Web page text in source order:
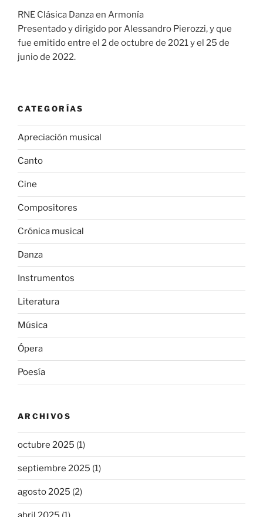
RNE Clásica Danza en Armonía
Presentado y dirigido por Alessandro Pierozzi, y que
fue emitido entre el 2 de octubre de 2021 y el 25 de
junio de 2022.
CATEGORÍAS
Apreciación musical
Canto
Cine
Compositores
Crónica musical
Danza
Instrumentos
Literatura
Música
Ópera
Poesía
ARCHIVOS
octubre 2025 (1)
septiembre 2025 (1)
agosto 2025 (2)